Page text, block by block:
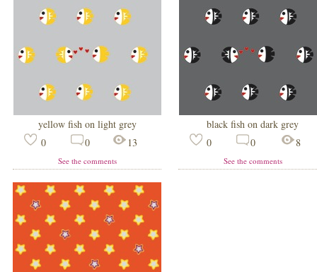
yellow fish on light grey
0
0 13
See the comments
black fish on dark grey
0
0 8
See the comments